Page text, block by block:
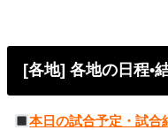
[各地] 各地の日程•
本日の試合予定・試合